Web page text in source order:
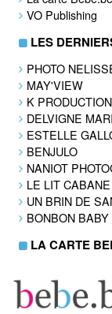
VO Publishing
LES
PHOTO
MAY'VIEW
K PRODUCTION
DELVIGNE
ESTELLE
BENJULO
NANIOT
LE LIT CABANE
UN BRIN DE
BONBON BABY
LA CARTE